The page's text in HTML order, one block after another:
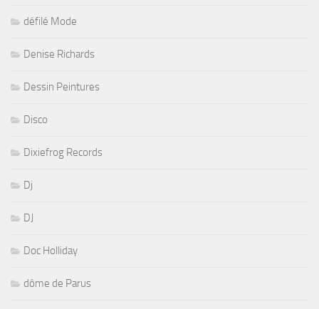
défilé Mode
Denise Richards
Dessin Peintures
Disco
Dixiefrog Records
Dj
DJ
Doc Holliday
dôme de Parus